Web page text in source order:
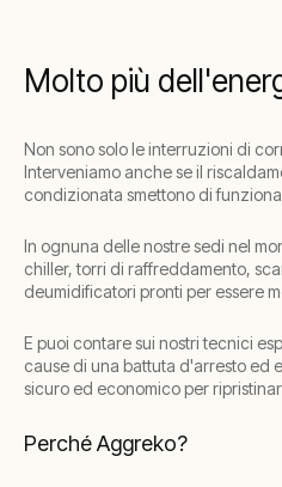
Molto più
Non sono solo le interruzioni di
Interveniamo anche se il
condizionata smettono di
In ognuna delle nostre sedi nel
chiller, torri di raffreddamento,
deumidificatori pronti per essere
E puoi contare sui nostri tecnici
cause di una battuta d'arresto ed
sicuro ed economico per
Perché Aggreko?